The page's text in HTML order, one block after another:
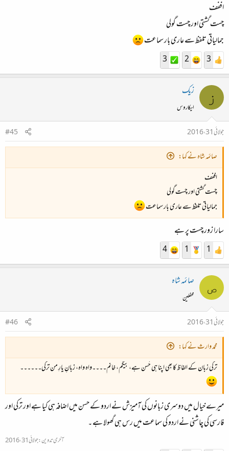
اففف
چست گشتی اور چست گولی
جمالیاتی تلفظ سے عاری بار سماعت
3
2
3
ز زیک
ایکاروس
جولائی 31، 2016
#45
صائمہ شاہ نے کہا:
اففف
چست گشتی اور چست گولی
جمالیاتی تلفظ سے عاری بار سماعت
سارا زور چست پر ہے
1
1
4
ص صائمہ شاہ
محفلین
جولائی 31، 2016
#46
محمد وارث نے کہا:
ترکی زبان کے الفاظ کا بھی اپنا ہی حُسن ہے، بیگم، خانم۔۔۔۔واہ واہ، زبانِ یارِ من ترکی۔۔۔۔۔۔
میرے خیال میں دوسری زبانوں کی آمیزش نے اردو کے حسن میں اضافہ ہی کیا ہے اور ترکی اور
فارسی کی چاشنی نے اردو کی سماعت میں رس ہی گھولا ہے ۔
آخری تدوین:جولائی 31، 2016